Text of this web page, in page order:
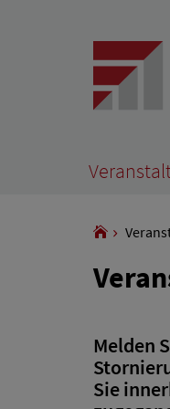
Melden
Sie